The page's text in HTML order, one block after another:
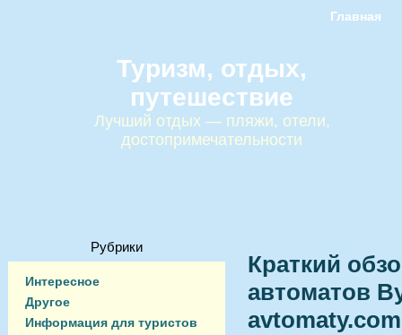
Главная
Туризм, отдых,
путешествие
Лучший отдых — пляжи, отели,
достопримечательности
Рубрики
Интересное
Другое
Информация для туристов
Краткий
автоматов
avtomaty.com